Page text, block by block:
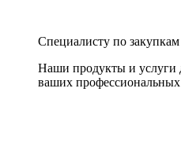
Специалисту по закупкам
Наши продукты и услуги
ваших профессиональных